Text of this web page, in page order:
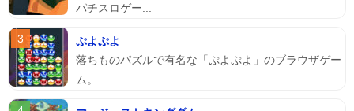
パチスロゲー...
ぷよぷよ
落ちものパズルで有名な「ぷよぷよ」のブラウザゲー
ム。